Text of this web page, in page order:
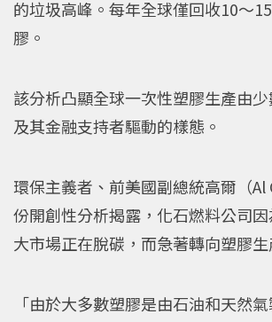
的垃圾高峰。每年全球僅回收10～
膠。
該分析凸顯全球一次性塑膠生產由
及其金融支持者驅動的樣態。
環保主義者、前美國副總統高爾（Al
份開創性分析揭露，化石燃料公司
大市場正在脫碳，而急著轉向塑膠生
「由於大多數塑膠是由石油和天然